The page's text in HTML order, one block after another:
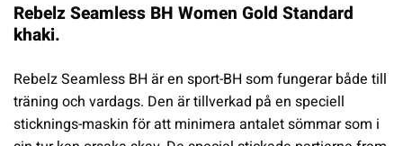
Rebelz Seamless BH Women Gold Standard
khaki.
Rebelz Seamless BH är en sport-BH som fungerar både till
träning och vardags. Den är tillverkad på en speciell
sticknings-maskin för att minimera antalet sömmar som i